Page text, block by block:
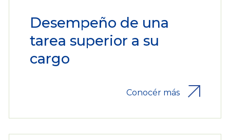
Desempeño de una
tarea superior a su
cargo
Conocér más